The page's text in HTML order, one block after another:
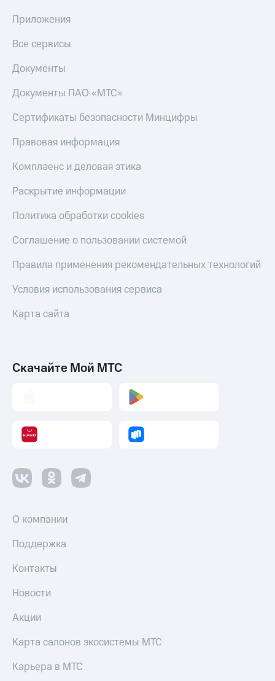
Приложения
Все сервисы
Документы
Документы ПАО «МТС»
Сертификаты безопасности Минцифры
Правовая информация
Комплаенс и деловая этика
Раскрытие информации
Политика обработки cookies
Соглашение о пользовании системой
Правила применения рекомендательных технологий
Условия использования сервиса
Карта сайта
Скачайте Мой МТС
О компании
Поддержка
Контакты
Новости
Акции
Карта салонов экосистемы МТС
Карьера в МТС